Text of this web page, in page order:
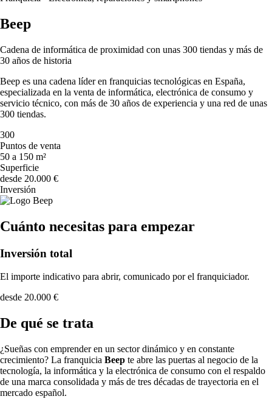
Beep
Cadena de informática de proximidad con unas 300 tiendas y más de
30 años de historia
Beep es una cadena líder en franquicias tecnológicas en España,
especializada en la venta de informática, electrónica de consumo y
servicio técnico, con más de 30 años de experiencia y una red de unas
300 tiendas.
300
Puntos de venta
50 a 150 m²
Superficie
desde 20.000 €
Inversión
Cuánto necesitas para empezar
Inversión total
El importe indicativo para abrir, comunicado por el franquiciador.
desde 20.000 €
De qué se trata
¿Sueñas con emprender en un sector dinámico y en constante
crecimiento? La franquicia Beep te abre las puertas al negocio de la
tecnología, la informática y la electrónica de consumo con el respaldo
de una marca consolidada y más de tres décadas de trayectoria en el
mercado español.